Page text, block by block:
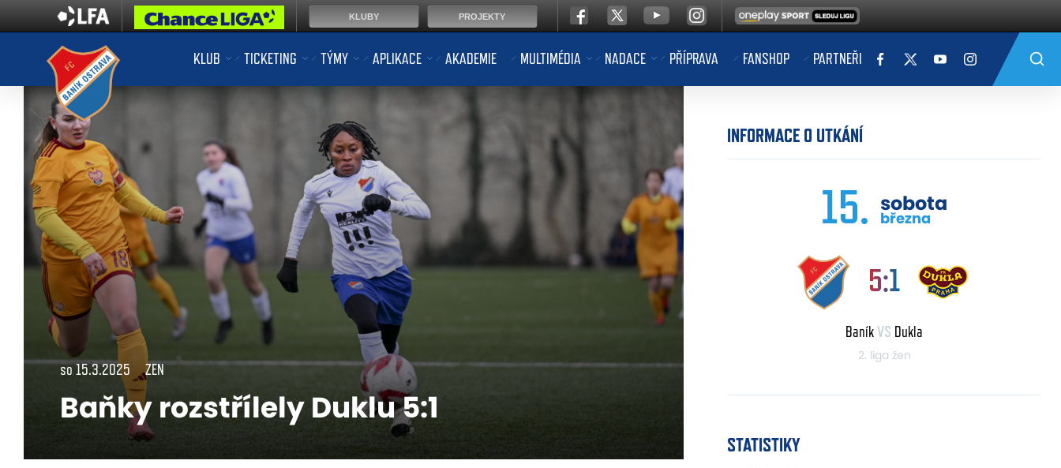
KLUB TICKETING TÝMY APLIKACE AKADEMIE MULTIMÉDIA NADACE PŘÍPRAVA FANSHOP PARTNEŘI
so 15.3.2025 ZEN
Baňky rozstřílely Duklu 5:1
INFORMACE O UTKÁNÍ
15. sobota
března
5:1
BaníkVS Dukla
2. liga žen
STATISTIKY
KLUBY PROJEKTY